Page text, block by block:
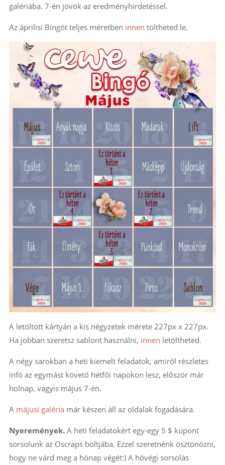
galériába. 7-én jövök az eredményhirdetéssel.
Az áprilisi Bingót teljes méretben innen töltheted le.
A letöltött kártyán a kis négyzetek mérete 227px x 227px.
Ha jobban szeretsz sablont használni, innen letöltheted.
A négy sarokban a heti kiemelt feladatok, amiről részletes
infó az egymást követő hétfői napokon lesz, először már
holnap, vagyis május 7-én.
A májusi galéria már készen áll az oldalak fogadására.
Nyeremények.A heti feladatokért egy-egy 5 $ kupont
sorsolunk az Oscraps boltjába. Ezzel szeretnénk ösztönözni,
hogy ne várd meg a hónap végét:) A hóvégi sorsolás